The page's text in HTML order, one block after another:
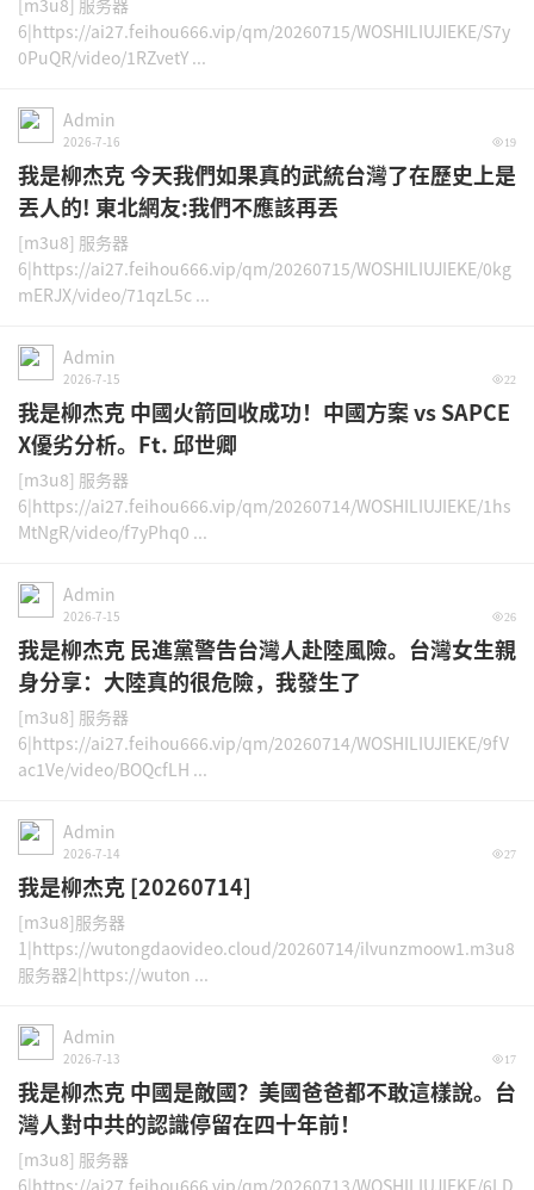
[m3u8] 服务器
6|https://ai27.feihou666.vip/qm/20260715/WOSHILIUJIEKE/S7y
0PuQR/video/1RZvetY ...
Admin
2026-7-16 19
我是柳杰克 今天我們如果真的武統台灣了在歷史上是
丟人的! 東北網友:我們不應該再丟
[m3u8] 服务器
6|https://ai27.feihou666.vip/qm/20260715/WOSHILIUJIEKE/0kg
mERJX/video/71qzL5c ...
Admin
2026-7-15 22
我是柳杰克 中國火箭回收成功！中國方案 vs SAPCE
X優劣分析。Ft. 邱世卿
[m3u8] 服务器
6|https://ai27.feihou666.vip/qm/20260714/WOSHILIUJIEKE/1hs
MtNgR/video/f7yPhq0 ...
Admin
2026-7-15 26
我是柳杰克 民進黨警告台灣人赴陸風險。台灣女生親
身分享：大陸真的很危險，我發生了
[m3u8] 服务器
6|https://ai27.feihou666.vip/qm/20260714/WOSHILIUJIEKE/9fV
ac1Ve/video/BOQcfLH ...
Admin
2026-7-14 27
我是柳杰克 [20260714]
[m3u8]服务器
1|https://wutongdaovideo.cloud/20260714/ilvunzmoow1.m3u8
服务器2|https://wuton ...
Admin
2026-7-13 17
我是柳杰克 中國是敵國？美國爸爸都不敢這樣說。台
灣人對中共的認識停留在四十年前！
[m3u8] 服务器
6|https://ai27.feihou666.vip/qm/20260713/WOSHILIUJIEKE/6LD